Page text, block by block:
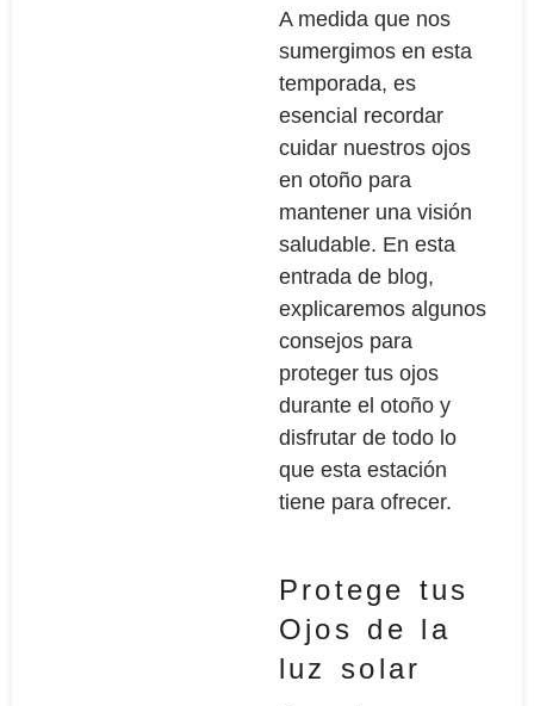
A medida que nos
sumergimos en esta
temporada, es
esencial recordar
cuidar nuestros ojos
en otoño para
mantener una visión
saludable. En esta
entrada de blog,
explicaremos algunos
consejos para
proteger tus ojos
durante el otoño y
disfrutar de todo lo
que esta estación
tiene para ofrecer.
Protege tus
Ojos de la
luz solar